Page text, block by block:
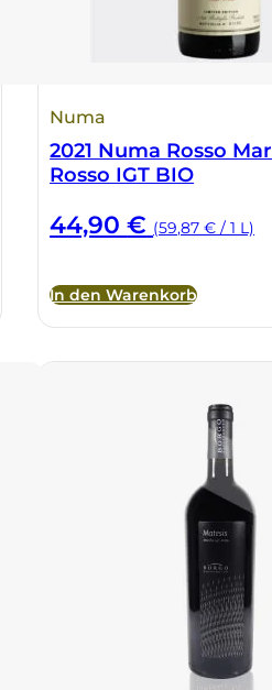
Numa
2021 Numa Rosso
Rosso IGT BIO
44,90€ (59,87 € / 1 L)
In den Warenkorb